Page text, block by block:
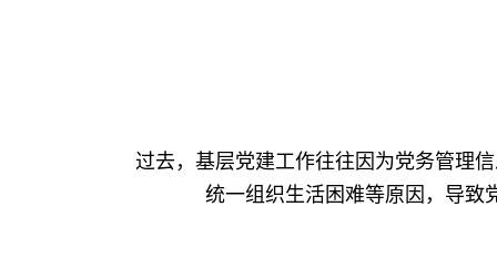
过去，基层党建工作往往因为党务管理
统一组织生活困难等原因，导致